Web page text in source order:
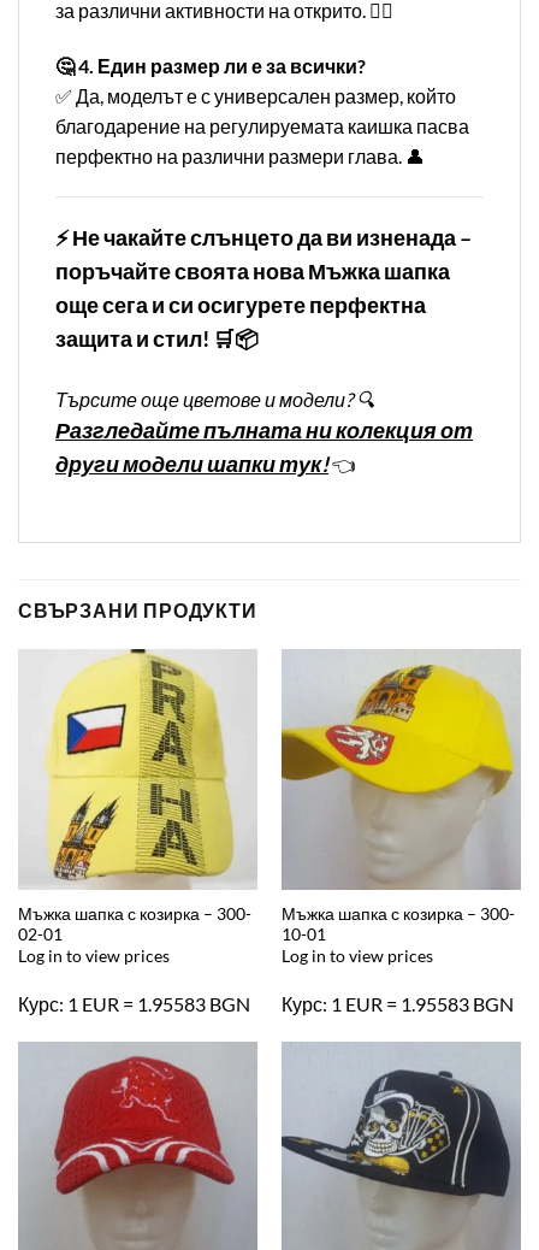
за различни активности на открито. 🏌️‍♂️
🤔 4. Един размер ли е за всички?
✅ Да, моделът е с универсален размер, който
благодарение на регулируемата каишка пасва
перфектно на различни размери глава. 👤
⚡ Не чакайте слънцето да ви изненада –
поръчайте своята нова Мъжка шапка
още сега и си осигурете перфектна
защита и стил! 🛒📦
Търсите още цветове и модели? 🔍
Разгледайте пълната ни колекция от
други модели шапки тук!👈
СВЪРЗАНИ ПРОДУКТИ
Мъжка шапка с козирка – 300-
02-01
Log in to view prices
Курс: 1 EUR = 1.95583 BGN
Мъжка шапка с козирка – 300-
10-01
Log in to view prices
Курс: 1 EUR = 1.95583 BGN